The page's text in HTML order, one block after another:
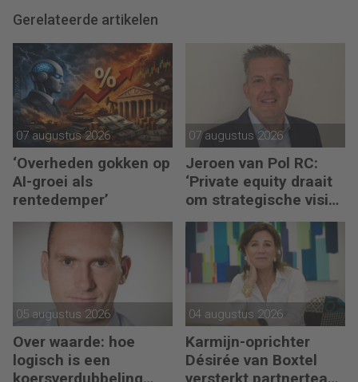
Gerelateerde artikelen
07 augustus 2026
‘Overheden gokken op
AI-groei als
rentedemper’
07 augustus 2026
Jeroen van Pol RC:
‘Private equity draait
om strategische visie
én operational
excellence’
05 augustus 2026
Over waarde: hoe
logisch is een
04 augustus 2026
Karmijn-oprichter
Désirée van Boxtel